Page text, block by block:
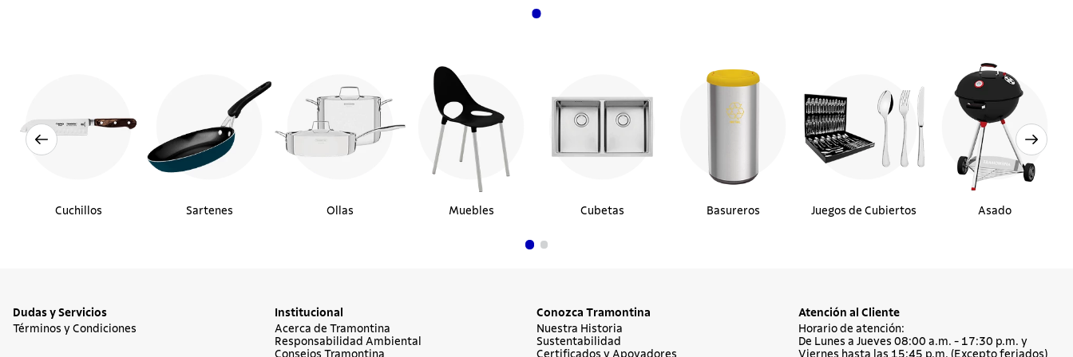
Cuchillos Sartenes Ollas Muebles Cubetas Basureros Juegos de Cubiertos Asado
Dudas y Servicios
Términos y Condiciones
Institucional
Acerca de Tramontina
Responsabilidad Ambiental
Consejos Tramontina
Conozca Tramontina
Nuestra Historia
Sustentabilidad
Certificados y Apoyadores
Atención al Cliente
Horario de atención:
De Lunes a Jueves 08:00 a.m. - 17:30 p.m. y
Viernes hasta las 15:45 p.m. (Excepto feriados)